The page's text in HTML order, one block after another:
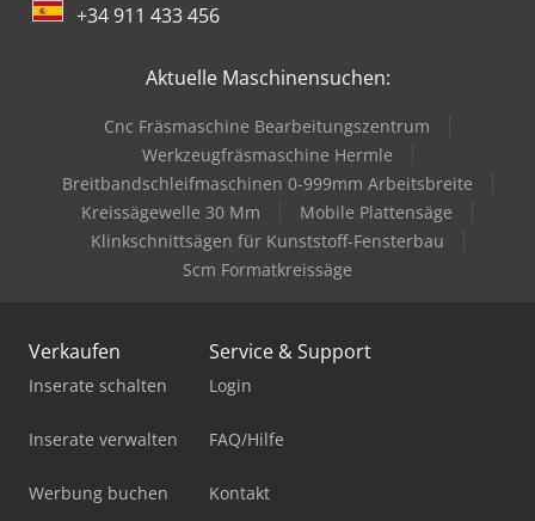
+34 911 433 456
Aktuelle Maschinensuchen:
Cnc Fräsmaschine Bearbeitungszentrum
Werkzeugfräsmaschine Hermle
Breitbandschleifmaschinen 0-999mm Arbeitsbreite
Kreissägewelle 30 Mm
Mobile Plattensäge
Klinkschnittsägen für Kunststoff-Fensterbau
Scm Formatkreissäge
Verkaufen
Inserate schalten
Inserate verwalten
Werbung buchen
Service & Support
Login
FAQ/Hilfe
Kontakt